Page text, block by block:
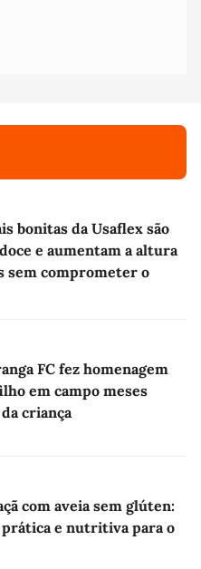
bonitas da Usaflex são
e aumentam a altura
sem comprometer o
FC fez homenagem
em campo meses
criança
com aveia sem glúten:
e nutritiva para o